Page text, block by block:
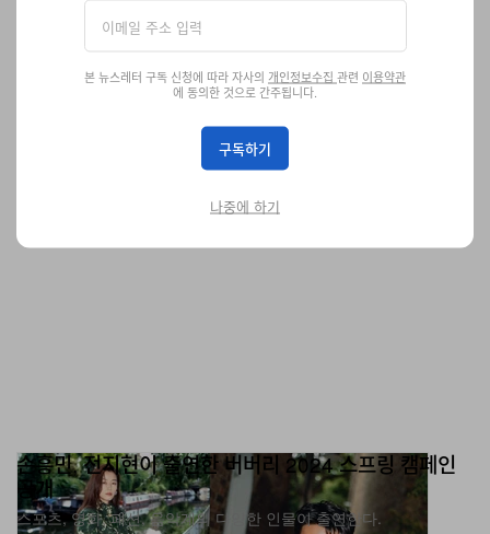
리한나의 펜티 x 푸마 크리퍼 패티 스니커가 출시된다
통통해진 실루엣의 ‘2016 올해의 스니커’.
Nov 21, 2023 2.2K
손흥민, 전지현이 출연한 버버리 2024 스프링 캠페인
공개
스포츠, 영화, 패션, 음악계의 다양한 인물이 출연한다.
본 뉴스레터 구독 신청에 따라 자사의 개인정보수집 관련 이용약관
에 동의한 것으로 간주됩니다.
구독하기
나중에 하기